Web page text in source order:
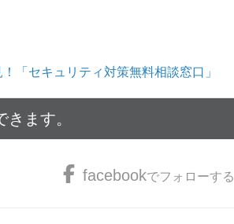
「セキュリティ対策無料相談窓口」
ます。
facebookでフォローする